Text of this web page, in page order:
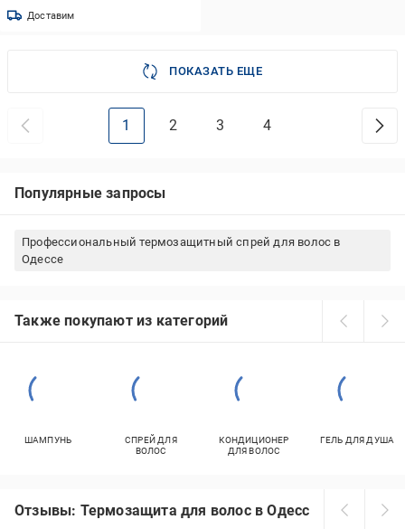
Доставим
ПОКАЗАТЬ ЕЩЕ
1 2 3 4
Популярные запросы
Профессиональный термозащитный спрей для волос в
Одессе
Также покупают из категорий
ШАМПУНЬ
СПРЕЙ ДЛЯ
ВОЛОС
КОНДИЦИОНЕР
ДЛЯ ВОЛОС
ГЕЛЬ ДЛЯ ДУША
Отзывы: Термозащита для волос в Одессе